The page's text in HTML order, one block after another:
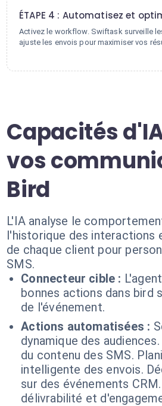
ÉTAPE 4 : Automatisez et
Activez le workflow. Swiftask surveille
ajuste les envois pour maximiser vos
Capacités
vos
Bird
L'IA analyse le
l'historique des interactions
de chaque client pour
SMS.
Connecteur cible :
bonnes actions dans bird
de l'événement.
Actions automatisées :
dynamique des
du contenu des SMS.
intelligente des envois.
sur des événements
délivrabilité et